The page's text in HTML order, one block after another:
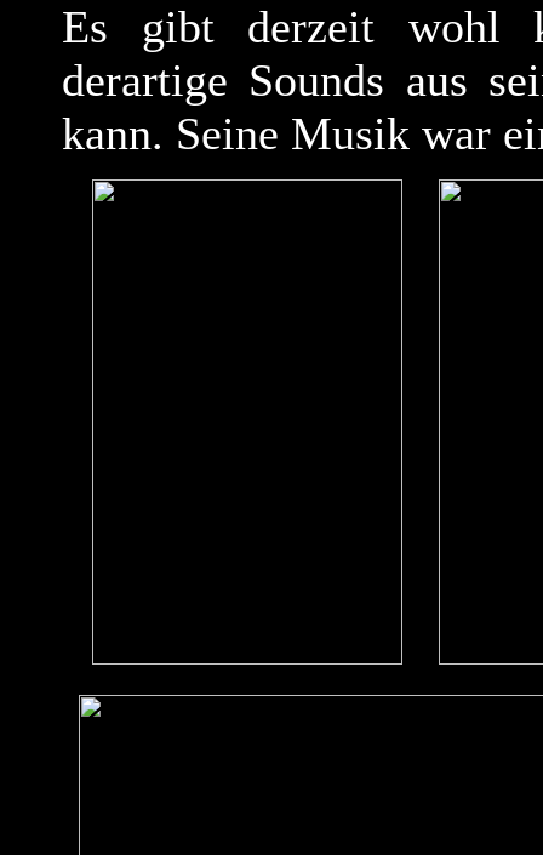
Es gibt derzeit wohl
derartige Sounds aus
kann. Seine Musik war